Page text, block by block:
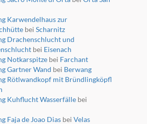
Karwendelhaus zur
bei Scharnitz
Drachenschlucht und
bei Eisenach
Notkarspitzebei Farchant
Gartner Wand bei Berwang
Rötlwandkopf mit Bründlingköpfl
Kuhflucht Wasserfällebei
Faja de Joao Diasbei Velas